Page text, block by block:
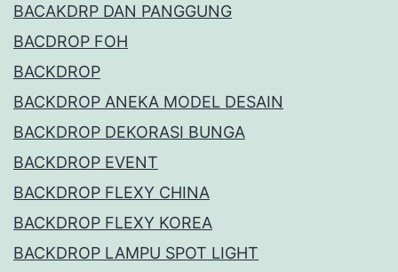
BACAKDRP DAN PANGGUNG
BACDROP FOH
BACKDROP
BACKDROP ANEKA MODEL DESAIN
BACKDROP DEKORASI BUNGA
BACKDROP EVENT
BACKDROP FLEXY CHINA
BACKDROP FLEXY KOREA
BACKDROP LAMPU SPOT LIGHT